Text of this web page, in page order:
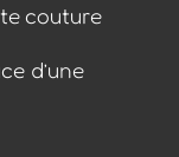
couture
d’une